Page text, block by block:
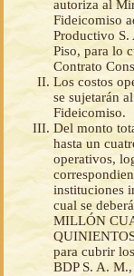
autoriza al
Fideicomiso
Productivo S.
Piso, para lo
Contrato
Los costos
se sujetarán
Fideicomiso.
Del monto
hasta un
operativos,
instituciones
cual se
MILLÓN
para cubrir
BDP S. A.